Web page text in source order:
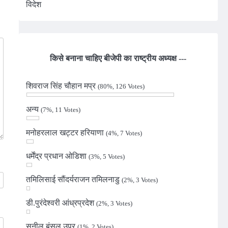
विदेश
किसे बनाना चाहिए बीजेपी का राष्ट्रीय अध्यक्ष ---
शिवराज सिंह चौहान मप्र (80%, 126 Votes)
अन्य (7%, 11 Votes)
मनोहरलाल खट्टर हरियाणा (4%, 7 Votes)
धर्मेंद्र प्रधान ओडिशा (3%, 5 Votes)
तमिलिसाई सौंदर्यराजन तमिलनाडु (2%, 3 Votes)
डी.पुरंदेश्वरी आंध्रप्रदेश (2%, 3 Votes)
सुनील बंसल उप्र